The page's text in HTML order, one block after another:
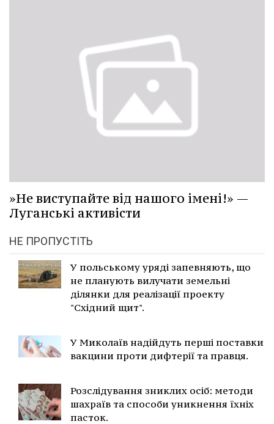
»Не виступайте від нашого імені!» —
Луганські активісти
НЕ ПРОПУСТІТЬ
У польському уряді запевняють, що
не планують вилучати земельні
ділянки для реалізації проекту
"Східний щит".
У Миколаїв надійдуть перші поставки
вакцини проти дифтерії та правця.
Розслідування зниклих осіб: методи
шахраїв та способи уникнення їхніх
пасток.